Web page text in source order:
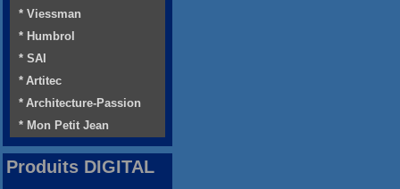
* Viessman
* Humbrol
* SAI
* Artitec
* Architecture-Passion
* Mon Petit Jean
Produits DIGITAL